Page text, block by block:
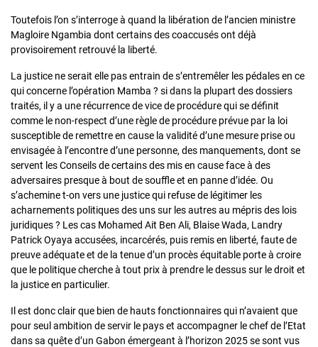
Toutefois l’on s’interroge à quand la libération de l’ancien ministre
Magloire Ngambia dont certains des coaccusés ont déjà
provisoirement retrouvé la liberté.
La justice ne serait elle pas entrain de s’entremêler les pédales en ce
qui concerne l’opération Mamba ? si dans la plupart des dossiers
traités, il y a une récurrence de vice de procédure qui se définit
comme le non-respect d’une règle de procédure prévue par la loi
susceptible de remettre en cause la validité d’une mesure prise ou
envisagée à l’encontre d’une personne, des manquements, dont se
servent les Conseils de certains des mis en cause face à des
adversaires presque à bout de souffle et en panne d’idée. Ou
s’achemine t-on vers une justice qui refuse de légitimer les
acharnements politiques des uns sur les autres au mépris des lois
juridiques ? Les cas Mohamed Ait Ben Ali, Blaise Wada, Landry
Patrick Oyaya accusées, incarcérés, puis remis en liberté, faute de
preuve adéquate et de la tenue d’un procès équitable porte à croire
que le politique cherche à tout prix à prendre le dessus sur le droit et
la justice en particulier.
Il est donc clair que bien de hauts fonctionnaires qui n’avaient que
pour seul ambition de servir le pays et accompagner le chef de l’Etat
dans sa quête d’un Gabon émergeant à l’horizon 2025 se sont vus